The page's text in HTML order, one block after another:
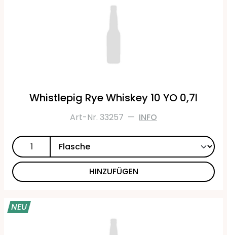
Whistlepig Rye Whiskey 10 YO 0,7l
Art-Nr. 33257 — INFO
HINZUFÜGEN
NEU